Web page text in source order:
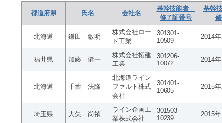
都道府県 氏名 会社名
基幹技能者
修了証番号
基幹
北海道 鎌田 敏明
株式会社ロー
ド工業
301301-
10509
2014
福井県 加藤 健一
株式会社拓建
工業
301206-
10072
2014
北海道 千葉 法隆
北海道ライン
ファルト株式
会社
301401-
10605
2015
埼玉県 大矢 尚禎
ライン企画工
業株式会社
301503-
10239
2015